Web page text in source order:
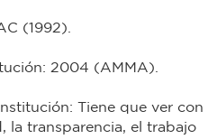
(1992).
2004 (AMMA).
Tiene que ver con
la transparencia, el trabajo